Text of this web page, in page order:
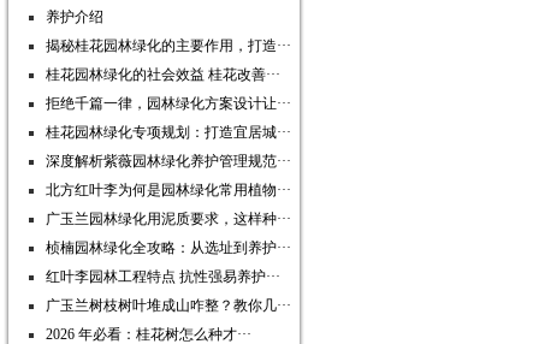
养护介绍
揭秘桂花园林绿化的主要作用，打造···
桂花园林绿化的社会效益 桂花改善···
拒绝千篇一律，园林绿化方案设计让···
桂花园林绿化专项规划：打造宜居城···
深度解析紫薇园林绿化养护管理规范···
北方红叶李为何是园林绿化常用植物···
广玉兰园林绿化用泥质要求，这样种···
桢楠园林绿化全攻略：从选址到养护···
红叶李园林工程特点 抗性强易养护···
广玉兰树枝树叶堆成山咋整？教你几···
2026 年必看：桂花树怎么种才···